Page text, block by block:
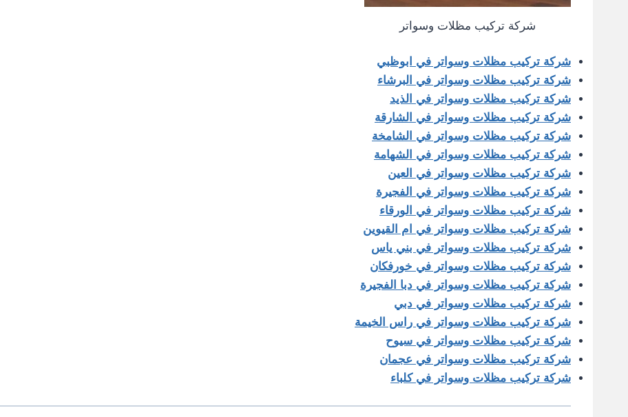
شركة تركيب مظلات وسواتر
شركة تركيب مظلات وسواتر في ابوظبي
شركة تركيب مظلات وسواتر في البرشاء
شركة تركيب مظلات وسواتر في الذيد
شركة تركيب مظلات وسواتر في الشارقة
شركة تركيب مظلات وسواتر في الشامخة
شركة تركيب مظلات وسواتر في الشهامة
شركة تركيب مظلات وسواتر في العين
شركة تركيب مظلات وسواتر في الفجيرة
شركة تركيب مظلات وسواتر في الورقاء
شركة تركيب مظلات وسواتر في ام القيوين
شركة تركيب مظلات وسواتر في بني ياس
شركة تركيب مظلات وسواتر في خورفكان
شركة تركيب مظلات وسواتر في دبا الفجيرة
شركة تركيب مظلات وسواتر في دبي
شركة تركيب مظلات وسواتر في راس الخيمة
شركة تركيب مظلات وسواتر في سيوح
شركة تركيب مظلات وسواتر في عجمان
شركة تركيب مظلات وسواتر في كلباء